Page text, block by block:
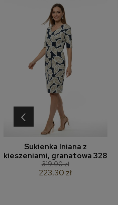
Sukienka lniana z
kieszeniami, granatowa 328
319,00 zł
223,30 zł
‹